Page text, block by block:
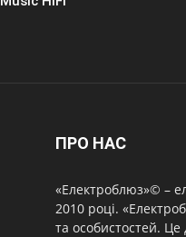
ПРО НАС
«Електроблюз»© –
2010 році.
та особистостей. Це